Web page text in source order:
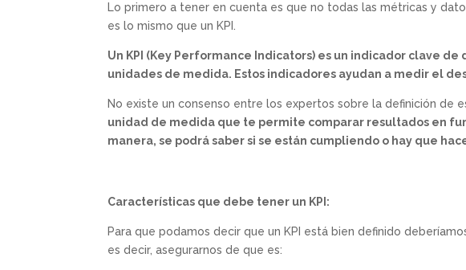
Lo primero a tener en cuenta es que no todas las métricas y
es lo mismo que un KPI.
Un KPI (Key Performance Indicators) es un indicador clave
unidades de medida. Estos indicadores ayudan a medir el
No existe un consenso entre los expertos sobre la definición de
unidad de medida que te permite comparar resultados en
manera, se podrá saber si se están cumpliendo o hay que
Características que debe tener un KPI:
Para que podamos decir que un KPI está bien definido
es decir, asegurarnos de que es: